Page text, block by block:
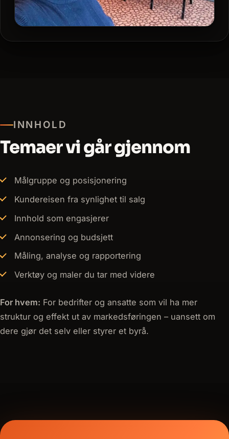
INNHOLD
Temaer vi går gjennom
Målgruppe og posisjonering
Kundereisen fra synlighet til salg
Innhold som engasjerer
Annonsering og budsjett
Måling, analyse og rapportering
Verktøy og maler du tar med videre
For hvem: For bedrifter og ansatte som vil ha mer
struktur og effekt ut av markedsføringen – uansett om
dere gjør det selv eller styrer et byrå.